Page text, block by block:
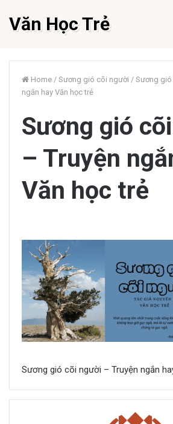
Văn Học Trẻ
Home / Sương gió cõi người / Sương gió
ngắn hay Văn học trẻ
Sương gió
– Truyện
Văn học trẻ
Sương gió cõi người – Truyện ngắn